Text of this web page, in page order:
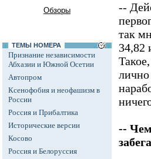
Обзоры
ТЕМЫ НОМЕРА
Признание независимости
Абхазии и Южной Осетии
Автопром
Ксенофобия и неофашизм в
России
Россия и Прибалтика
Исторические версии
Косово
Россия и Белоруссия
--
так
34,82
лично
--